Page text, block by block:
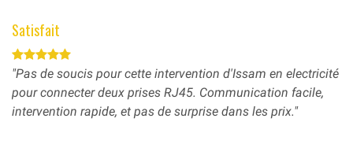
Satisfait
"Pas de soucis pour cette intervention d'Issam en electricité
pour connecter deux prises RJ45. Communication facile,
intervention rapide, et pas de surprise dans les prix."